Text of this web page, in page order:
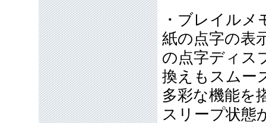
・ブレイルメ
紙の点字の表
の点字ディス
換えもスムー
多彩な機能を
スリープ状態